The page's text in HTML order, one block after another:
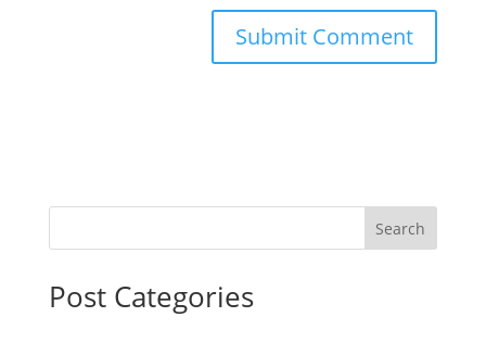
Search
Post Categories